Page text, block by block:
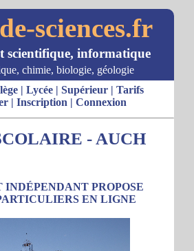
sciences.fr
scientifique, informatique
chimie, biologie, géologie
| Lycée| Supérieur| Tarifs
| Inscription | Connexion
- AUCH
INDÉPENDANT PROPOSE
EN LIGNE